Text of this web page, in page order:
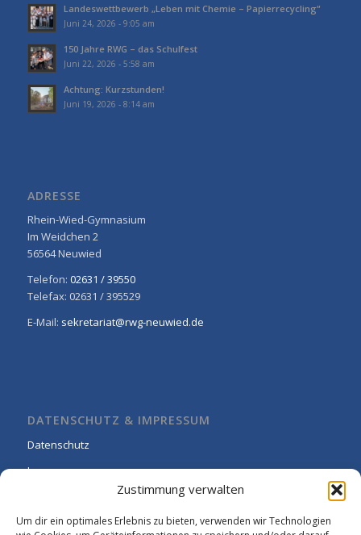
Zustimmung verwalten
Um dir ein optimales Erlebnis zu bieten, verwenden wir Technologien
Landeswettbewerb „Leben mit Chemie – Papierrecycling“
Juni 24, 2026 - 9:05 am
150 Jahre RWG – das Schulfest
Juni 22, 2026 - 5:58 am
Achtung: Kurzstunden!
Juni 19, 2026 - 8:14 am
ADRESSE
Rhein-Wied-Gymnasium
Im Weidchen 2
56564 Neuwied
Telefon: 02631 / 39550
Telefax: 02631 / 395529
E-Mail: sekretariat@rwg-neuwied.de
DATENSCHUTZ & IMPRESSUM
Datenschutz
Impressum
Cookie-Richtlinie (EU)